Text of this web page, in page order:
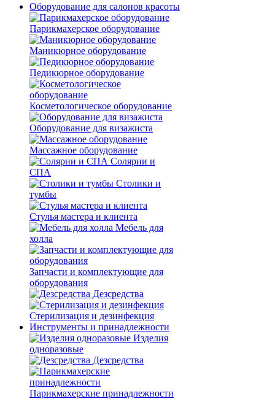
Оборудование для салонов красоты
Парикмахерское оборудование
Маникюрное оборудование
Педикюрное оборудование
Косметологическое оборудование
Оборудование для визажиста
Массажное оборудование
Солярии и
СПА
Столики и
тумбы
Стулья мастера и клиента
Мебель для
холла
Запчасти и комплектующие для
оборудования
Дезсредства
Стерилизация и дезинфекция
Инструменты и принадлежности
Изделия
одноразовые
Дезсредства
Парикмахерские принадлежности